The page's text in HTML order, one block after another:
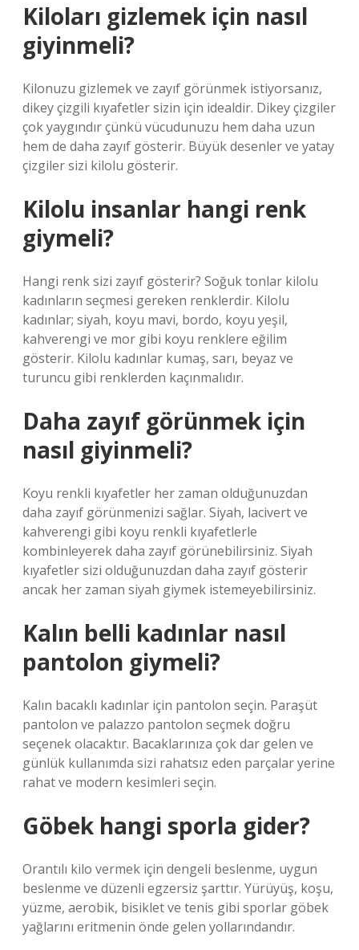
Kiloları gizlemek için nasıl
giyinmeli?
Kilonuzu gizlemek ve zayıf görünmek istiyorsanız,
dikey çizgili kıyafetler sizin için idealdir. Dikey çizgiler
çok yaygındır çünkü vücudunuzu hem daha uzun
hem de daha zayıf gösterir. Büyük desenler ve yatay
çizgiler sizi kilolu gösterir.
Kilolu insanlar hangi renk
giymeli?
Hangi renk sizi zayıf gösterir? Soğuk tonlar kilolu
kadınların seçmesi gereken renklerdir. Kilolu
kadınlar; siyah, koyu mavi, bordo, koyu yeşil,
kahverengi ve mor gibi koyu renklere eğilim
gösterir. Kilolu kadınlar kumaş, sarı, beyaz ve
turuncu gibi renklerden kaçınmalıdır.
Daha zayıf görünmek için
nasıl giyinmeli?
Koyu renkli kıyafetler her zaman olduğunuzdan
daha zayıf görünmenizi sağlar. Siyah, lacivert ve
kahverengi gibi koyu renkli kıyafetlerle
kombinleyerek daha zayıf görünebilirsiniz. Siyah
kıyafetler sizi olduğunuzdan daha zayıf gösterir
ancak her zaman siyah giymek istemeyebilirsiniz.
Kalın belli kadınlar nasıl
pantolon giymeli?
Kalın bacaklı kadınlar için pantolon seçin. Paraşüt
pantolon ve palazzo pantolon seçmek doğru
seçenek olacaktır. Bacaklarınıza çok dar gelen ve
günlük kullanımda sizi rahatsız eden parçalar yerine
rahat ve modern kesimleri seçin.
Göbek hangi sporla gider?
Orantılı kilo vermek için dengeli beslenme, uygun
beslenme ve düzenli egzersiz şarttır. Yürüyüş, koşu,
yüzme, aerobik, bisiklet ve tenis gibi sporlar göbek
yağlarını eritmenin önde gelen yollarındandır.